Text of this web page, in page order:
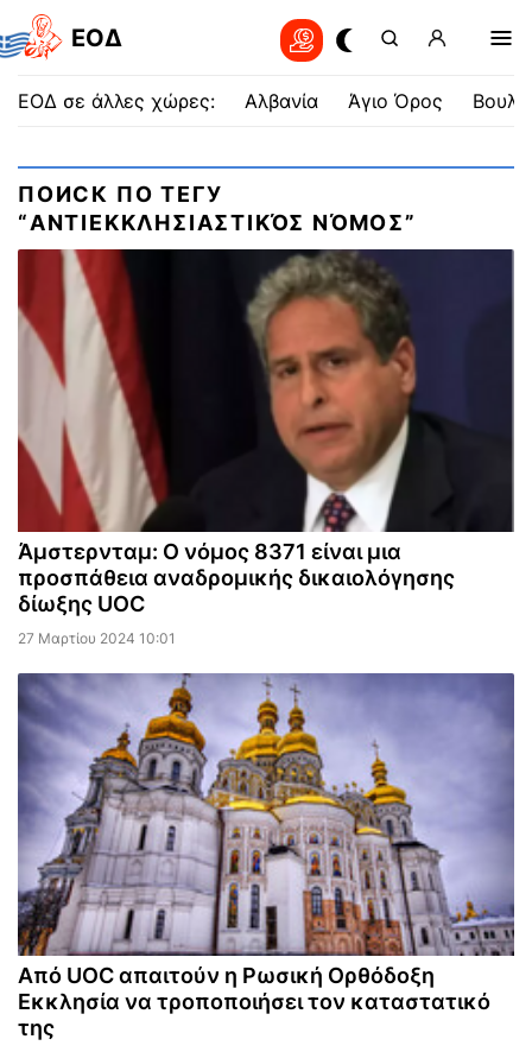
EOΔ
ΕΟΔ σε άλλες χώρες: Αλβανία Άγιο Όρος
ПОИСК ПО ТЕГУ
“ΑΝΤΙΕΚΚΛΗΣΙΑΣΤΙΚΌΣ ΝΌΜΟΣ”
Άμστερνταμ: Ο νόμος 8371 είναι μια
προσπάθεια αναδρομικής δικαιολόγησης
δίωξης UOC
27 Μαρτίου 2024 10:01
Από UOC απαιτούν η Ρωσική Ορθόδοξη
Εκκλησία να τροποποιήσει τον καταστατικό
της